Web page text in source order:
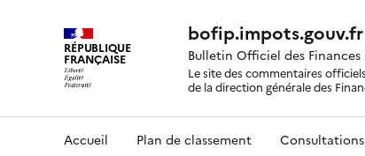
RÉPUBLIQUE
FRANÇAISE
bofip.impots.gouv.fr
Bulletin Officiel des Finances
Le site des commentaires
de la direction générale des
Accueil Plan de classement